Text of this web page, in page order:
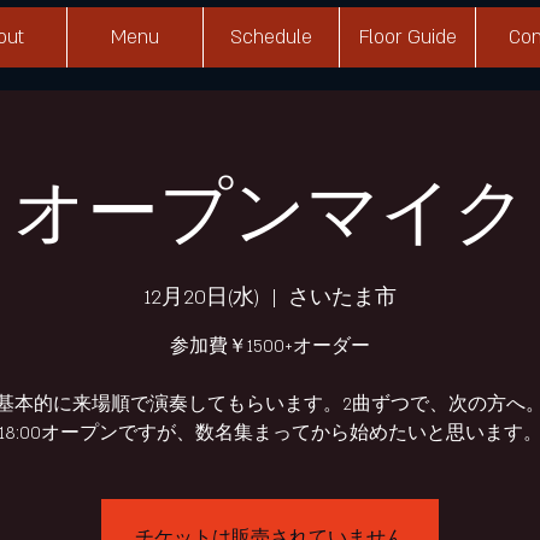
Menu Schedule Floor Guide
オープンマイク
12月20日(水)
  |
さいたま市
参加費￥1500+オーダー
本的に来場順で演奏してもらいます。2曲ずつで、次の方へ。